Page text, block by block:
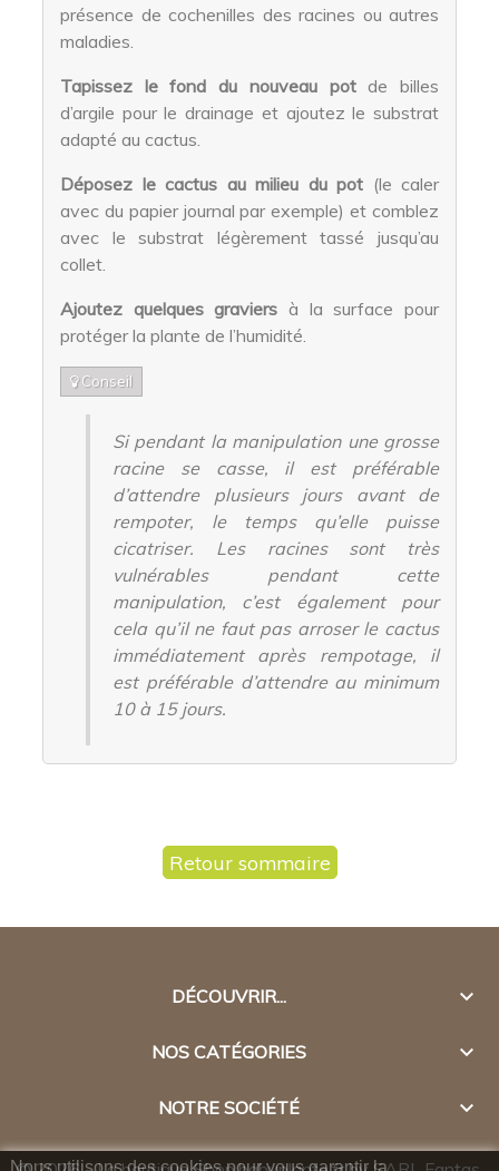
présence de cochenilles des racines ou autres
maladies.
Tapissez le fond du nouveau potde billes
d’argile pour le drainage et ajoutez le substrat
adapté au cactus.
Déposez le cactus au milieu du pot (le caler
avec du papier journal par exemple) et comblez
avec le substrat légèrement tassé jusqu’au
collet.
Ajoutez quelques graviers à la surface pour
protéger la plante de l’humidité.
Conseil
Si pendant la manipulation une grosse
racine se casse, il est préférable
d’attendre plusieurs jours avant de
rempoter, le temps qu’elle puisse
cicatriser. Les racines sont très
vulnérables pendant cette
manipulation, c’est également pour
cela qu’il ne faut pas arroser le cactus
immédiatement après rempotage, il
est préférable d’attendre au minimum
10 à 15 jours.
Retour sommaire
DÉCOUVRIR... 
NOS CATÉGORIES 
NOTRE SOCIÉTÉ 
Nous utilisons des cookies pour vous garantir la